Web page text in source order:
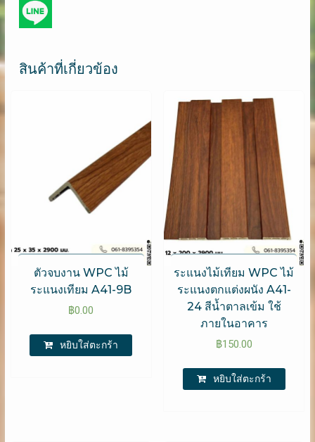
สินค้าที่เกี่ยวข้อง
ตัวจบงาน WPC​ ไม้
ระแนงเทียม A41-9B
฿0.00
หยิบใส่ตะกร้า
ระแนงไม้เทียม WPC ไม้
ระแนงตกแต่งผนัง A41-
24 สีน้ำตาลเข้ม ใช้
ภายในอาคาร
฿150.00
หยิบใส่ตะกร้า